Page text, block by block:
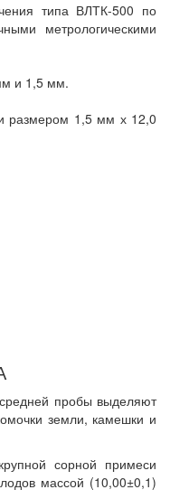
типа ВЛТК-500 по
метрологическими
и 1,5 мм.
размером 1,5 мм х 12,0
пробы выделяют
земли, камешки и
сорной примеси
массой (10,00±0,1)